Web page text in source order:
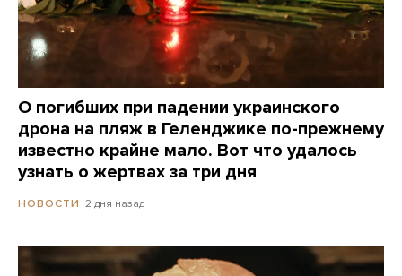
О погибших при падении украинского
дрона на пляж в Геленджике по-прежнему
известно крайне мало. Вот что удалось
узнать о жертвах за три дня
НОВОСТИ 2 дня назад